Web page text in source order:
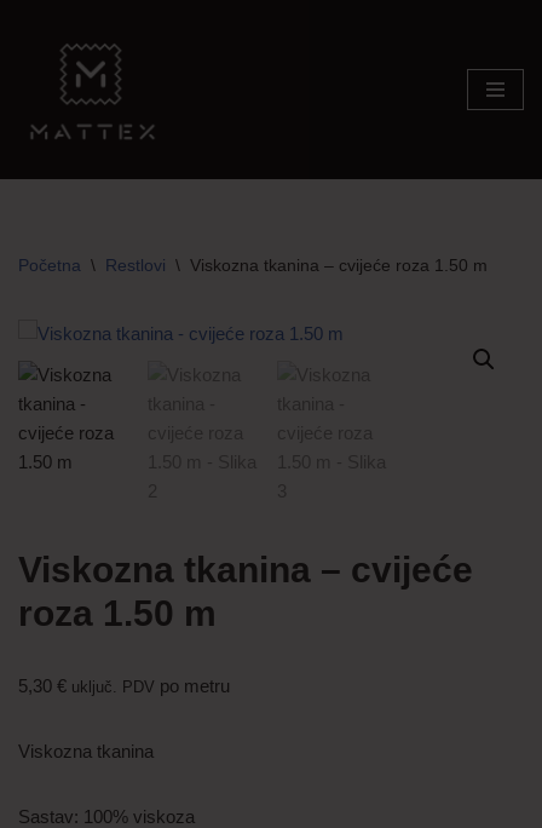
content
Početna \ Restlovi \ Viskozna tkanina – cvijeće roza 1.50 m
Viskozna tkanina – cvijeće
roza 1.50 m
5,30 € uključ. PDV po metru
Viskozna tkanina
Sastav: 100% viskoza